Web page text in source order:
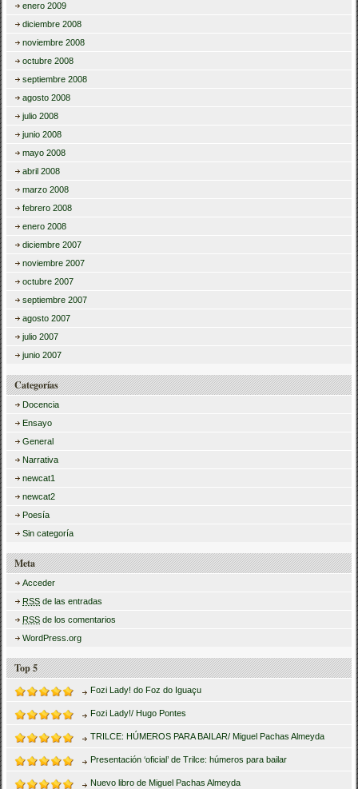
enero 2009
diciembre 2008
noviembre 2008
octubre 2008
septiembre 2008
agosto 2008
julio 2008
junio 2008
mayo 2008
abril 2008
marzo 2008
febrero 2008
enero 2008
diciembre 2007
noviembre 2007
octubre 2007
septiembre 2007
agosto 2007
julio 2007
junio 2007
Categorías
Docencia
Ensayo
General
Narrativa
newcat1
newcat2
Poesía
Sin categoría
Meta
Acceder
RSS de las entradas
RSS de los comentarios
WordPress.org
Top 5
Fozi Lady! do Foz do Iguaçu
Fozi Lady!/ Hugo Pontes
TRILCE: HÚMEROS PARA BAILAR/ Miguel Pachas Almeyda
Presentación ‘oficial’ de Trilce: húmeros para bailar
Nuevo libro de Miguel Pachas Almeyda